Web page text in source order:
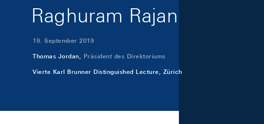
Raghuram Rajan
19. September 2019
Thomas Jordan, Präsident des Direktoriums
Vierte Karl Brunner Distinguished Lecture, Zürich